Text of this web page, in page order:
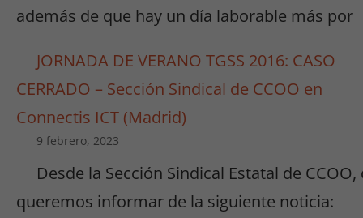
además de que hay un día laborable más por
JORNADA DE VERANO TGSS 2016: CASO
CERRADO – Sección Sindical de CCOO en
Connectis ICT (Madrid)
9 febrero, 2023
Desde la Sección Sindical Estatal de CCOO,
queremos informar de la siguiente noticia: